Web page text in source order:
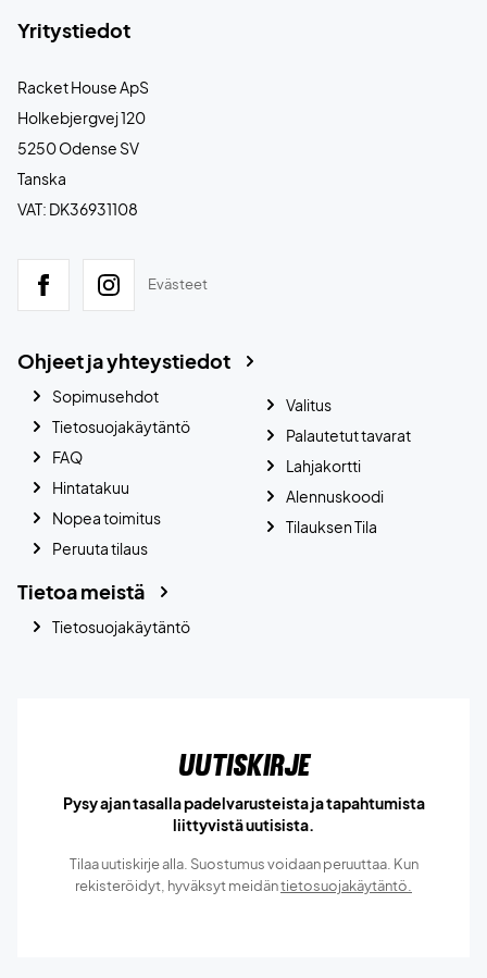
Yritystiedot
Racket House ApS
Holkebjergvej 120
5250 Odense SV
Tanska
VAT: DK36931108
Evästeet
Ohjeet ja yhteystiedot
Sopimusehdot
Tietosuojakäytäntö
FAQ
Hintatakuu
Nopea toimitus
Peruuta tilaus
Valitus
Palautetut tavarat
Lahjakortti
Alennuskoodi
Tilauksen Tila
Tietoa meistä
Tietosuojakäytäntö
Uutiskirje
Pysy ajan tasalla padelvarusteista ja tapahtumista
liittyvistä uutisista.
Tilaa uutiskirje alla. Suostumus voidaan peruuttaa. Kun
rekisteröidyt, hyväksyt meidäntietosuojakäytäntö.